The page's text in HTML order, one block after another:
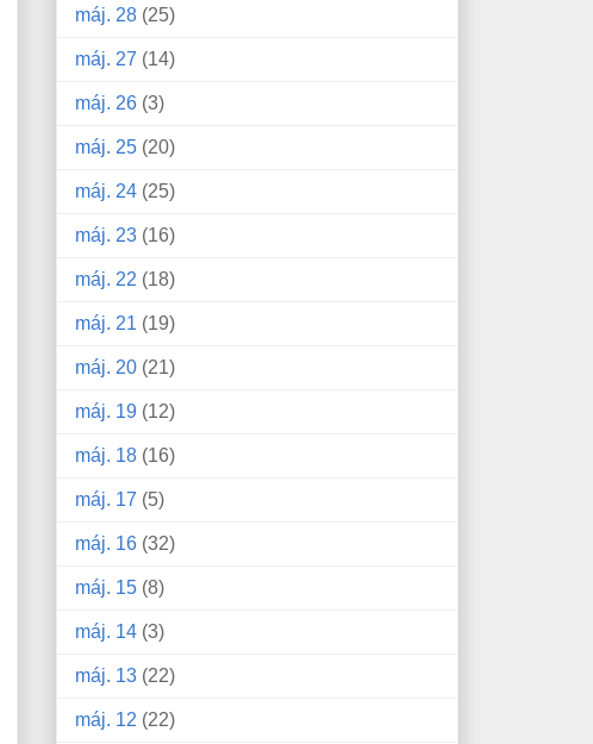
máj. 28 (25)
máj. 27 (14)
máj. 26 (3)
máj. 25 (20)
máj. 24 (25)
máj. 23 (16)
máj. 22 (18)
máj. 21 (19)
máj. 20 (21)
máj. 19 (12)
máj. 18 (16)
máj. 17 (5)
máj. 16 (32)
máj. 15 (8)
máj. 14 (3)
máj. 13 (22)
máj. 12 (22)